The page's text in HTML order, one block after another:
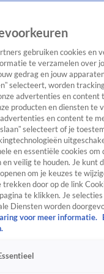
Regionieuws Het beste
WeerTip de
gebruiken cookies en
te verzamelen over
gedrag en jouw
selecteert, worden
advertenties en content
producten en diensten te
en content te
selecteert of je
en essentiële cookies om
en veilig te houden. Je kunt
om je keuzes te
door op de link
te klikken. Je selecties
Diensten worden
voor meer informatie.